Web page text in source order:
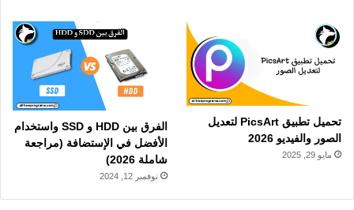
تحميل تطبيق PicsArt لتعديل
الصور والفيديو 2026
مايو 29, 2025
الفرق بين HDD و SSD واستخدام
الأفضل في الإستضافة (مراجعة
شاملة 2026)
نوفمبر 12, 2024